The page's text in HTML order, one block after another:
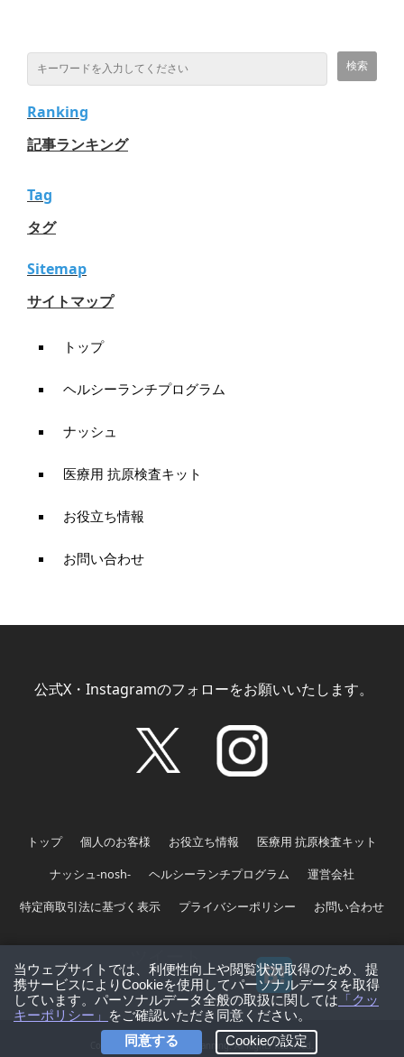
Ranking
記事ランキング
Tag
タグ
Sitemap
サイトマップ
トップ
ヘルシーランチプログラム
ナッシュ
医療用 抗原検査キット
お役立ち情報
お問い合わせ
公式X・Instagramのフォローをお願いいたします。
トップ 個人のお客様 お役立ち情報
医療用 抗原検査キット
ナッシュ-nosh-
ヘルシーランチプログラム
運営会社
特定商取引法に基づく表示
プライバシーポリシー お問い合わせ
ツイート
Copyright　©sustainable planning. All Rights Reserved.